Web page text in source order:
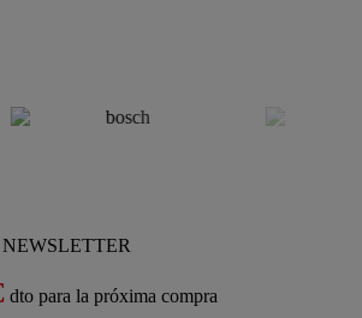
dto para la próxima compra